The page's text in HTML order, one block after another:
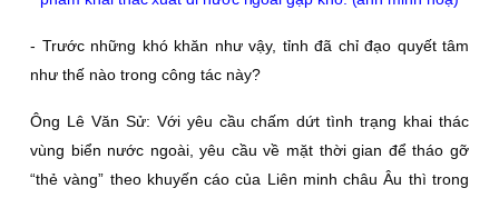
- Trước những khó khăn như vậy, tỉnh đã chỉ đạo quyết tâm
như thế nào trong công tác này?
Ông Lê Văn Sử: Với yêu cầu chấm dứt tình trạng khai thác
vùng biển nước ngoài, yêu cầu về mặt thời gian để tháo gỡ
“thẻ vàng” theo khuyến cáo của Liên minh châu Âu thì trong